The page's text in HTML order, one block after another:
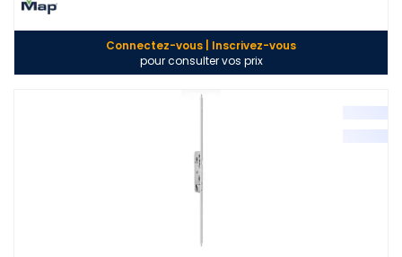
Connectez-vous | Inscrivez-vous
pour consulter vos prix